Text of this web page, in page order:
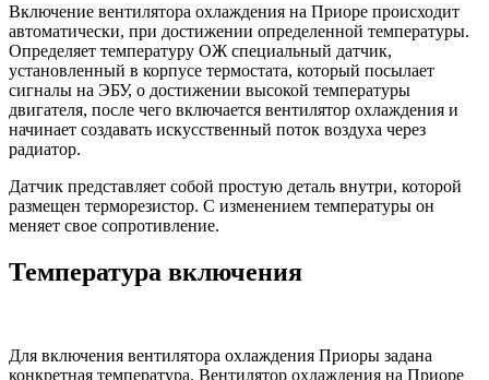
Включение вентилятора охлаждения на Приоре происходит
автоматически, при достижении определенной температуры.
Определяет температуру ОЖ специальный датчик,
установленный в корпусе термостата, который посылает
сигналы на ЭБУ, о достижении высокой температуры
двигателя, после чего включается вентилятор охлаждения и
начинает создавать искусственный поток воздуха через
радиатор.
Датчик представляет собой простую деталь внутри, которой
размещен терморезистор. С изменением температуры он
меняет свое сопротивление.
Температура включения
Для включения вентилятора охлаждения Приоры задана
конкретная температура. Вентилятор охлаждения на Приоре